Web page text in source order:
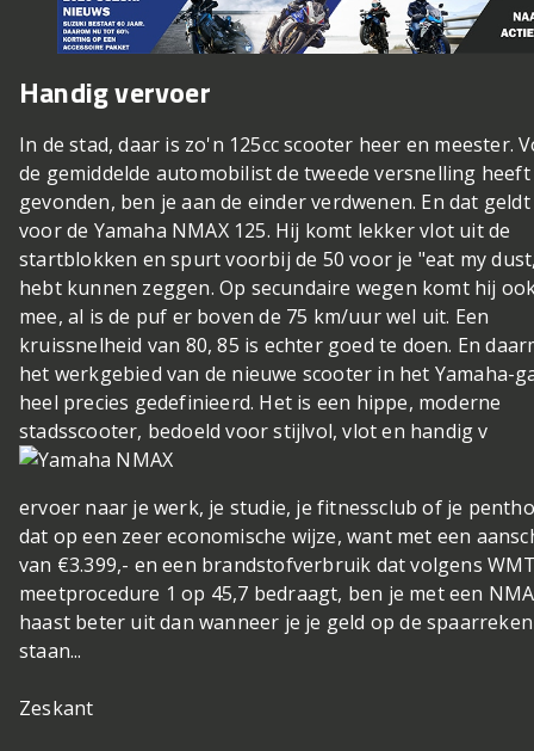
Handig vervoer
In de stad, daar is zo'n 125cc scooter heer en meester.
de gemiddelde automobilist de tweede versnelling heeft
gevonden, ben je aan de einder verdwenen. En dat
voor de Yamaha NMAX 125. Hij komt lekker vlot uit de
startblokken en spurt voorbij de 50 voor je "eat my
hebt kunnen zeggen. Op secundaire wegen komt hij
mee, al is de puf er boven de 75 km/uur wel uit. Een
kruissnelheid van 80, 85 is echter goed te doen. En
het werkgebied van de nieuwe scooter in het Yamaha-
heel precies gedefinieerd. Het is een hippe, moderne
stadsscooter, bedoeld voor stijlvol, vlot en handig v
ervoer naar je werk, je studie, je fitnessclub of je
dat op een zeer economische wijze, want met een
van €3.399,- en een brandstofverbruik dat volgens
meetprocedure 1 op 45,7 bedraagt, ben je met een
haast beter uit dan wanneer je je geld op de
staan...
Zeskant